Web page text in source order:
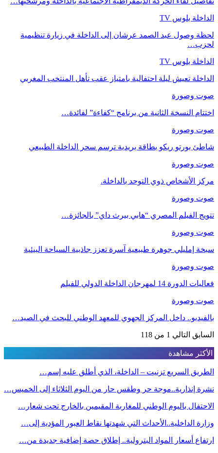
الداخلة بلوس TV
لحظة وصول عبد الصمد عرشان إلى الداخلة في زيارة تنظيمية
لحزب…
الداخلة بلوس TV
الداخلة تعيش ليلة احتفالية بامتياز عقب تأهل المنتخب المغربي
صوت وصورة
اختتام النسخة الثانية من برنامج “كفاءة” لفائدة…
صوت وصورة
شاطئ بورتو ريكو بطاقة بريدية ترسم سحر الداخلة الطبيعي
صوت وصورة
مركز الأشخاص ذوي التوحد بالداخلة.
صوت وصورة
تتويج الفيلم المصري “هابي بيرث داي” بالجائزة…
صوت وصورة
سبخة إمليلي جوهرة طبيعية آسرة تعزز جاذبية السياحة البيئية
صوت وصورة
فعاليات الدورة 14 لمهرجان الداخلة الدولي للفيلم
صوت وصورة
بالفيديو.. داخل المركز الجهوي للمعهد الوطني للبحث في الصيد…
السابق التالي 1 من 118
الأكثر مشاهدة
الطريق السريع تزنيت – الداخلة، الذي أطلق عليه إسم…
نشرة إنذارية..موجة حر وطقس حار من اليوم الثلاثاء إلى الخميس…
الاحتفال باليوم الوطني للمغاربة المقيمين بالخارج تحت شعار…
وزارة الداخلية..الأحداث التي شهدتها نقاط العبور المؤدية إلى…
ارتفاع أسعار المواد البترولية.. إطلاق حصة إضافية جديدة من…